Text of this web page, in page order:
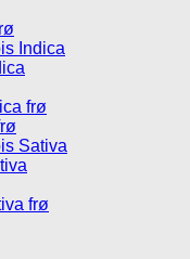
Indica
frø
Sativa
frø